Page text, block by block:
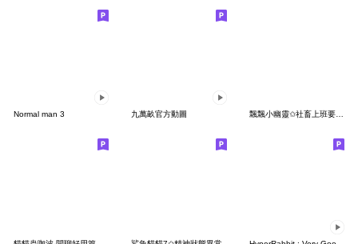
Normal man 3 九萬畝官方動圖 飄飄小幽靈✩社畜上班要遲到啦